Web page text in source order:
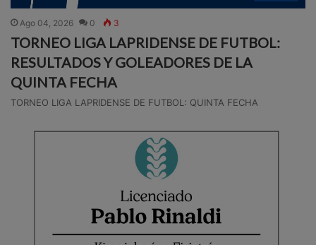
Ago 04, 2026 0 3
TORNEO LIGA LAPRIDENSE DE FUTBOL:
RESULTADOS Y GOLEADORES DE LA
QUINTA FECHA
TORNEO LIGA LAPRIDENSE DE FUTBOL: QUINTA FECHA